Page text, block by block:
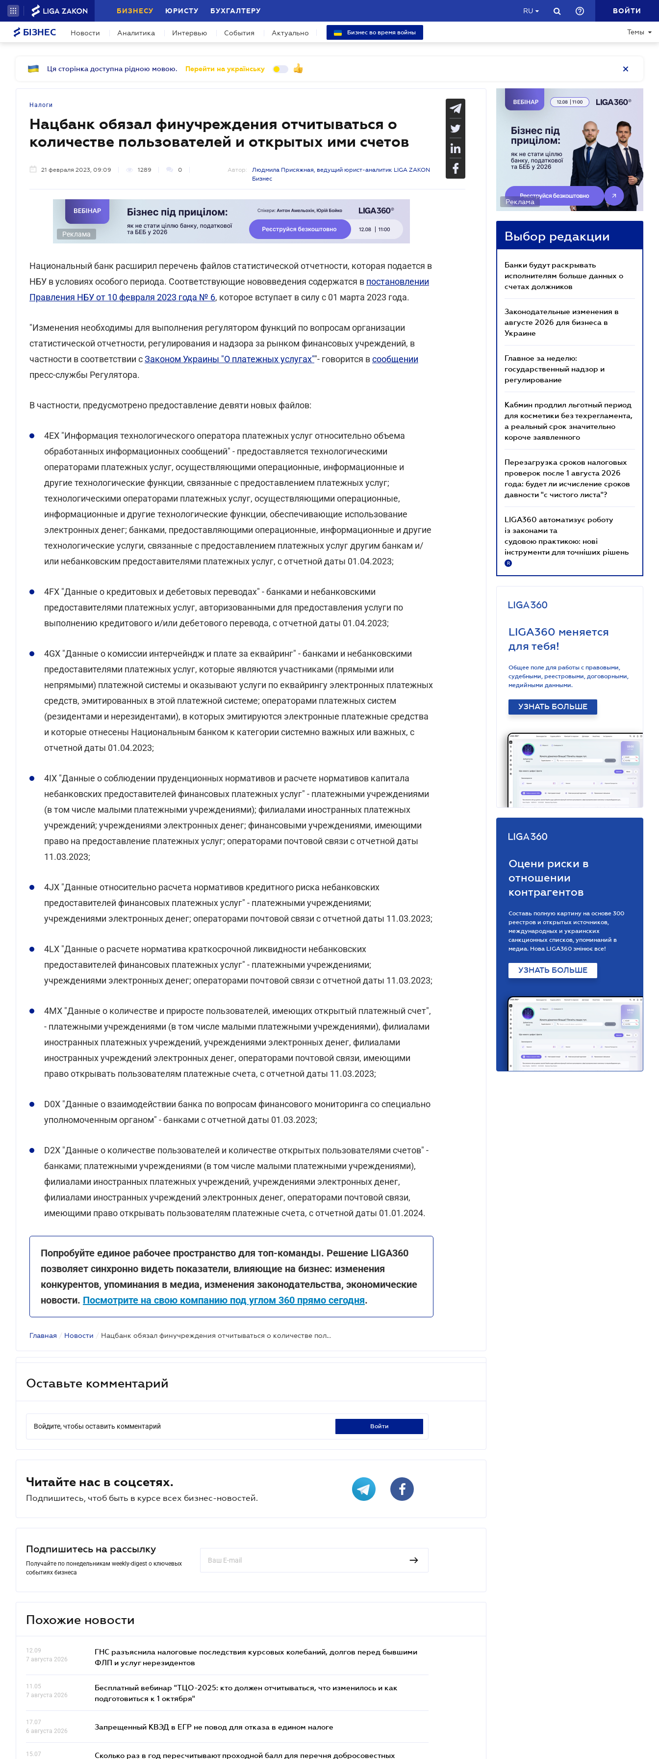
БИЗНЕСУ ЮРИСТУ БУХГАЛТЕРУ RU ВОЙТИ
БІЗНЕС Новости Аналитика Интервью События Актуально Бизнес во время войны Темы
Ця сторінка доступна рідною мовою. Перейти на українську
Налоги
Нацбанк обязал финучреждения отчитываться о
количестве пользователей и открытых ими счетов
21 февраля 2023, 09:09 1289 0 Автор:
Людмила Присяжная, ведущий юрист-аналитик LIGA ZAKON
Бизнес
Реклама
Национальный банк расширил перечень файлов статистической отчетности, которая подается в
НБУ в условиях особого периода. Соответствующие нововведения содержатся в постановлении
Правления НБУ от 10 февраля 2023 года № 6, которое вступает в силу с 01 марта 2023 года.
"Изменения необходимы для выполнения регулятором функций по вопросам организации
статистической отчетности, регулирования и надзора за рынком финансовых учреждений, в
частности в соответствии сЗаконом Украины "О платежных услугах""- говорится всообщении
пресс-службы Регулятора.
В частности, предусмотрено предоставление девяти новых файлов:
4EX "Информация технологического оператора платежных услуг относительно объема
обработанных информационных сообщений" - предоставляется технологическими
операторами платежных услуг, осуществляющими операционные, информационные и
другие технологические функции, связанные с предоставлением платежных услуг;
технологическими операторами платежных услуг, осуществляющими операционные,
информационные и другие технологические функции, обеспечивающие использование
электронных денег; банками, предоставляющими операционные, информационные и другие
технологические услуги, связанные с предоставлением платежных услуг другим банкам и/
или небанковским предоставителями платежных услуг, с отчетной даты 01.04.2023;
4FX "Данные о кредитовых и дебетовых переводах" - банками и небанковскими
предоставителями платежных услуг, авторизованными для предоставления услуги по
выполнению кредитового и/или дебетового перевода, с отчетной даты 01.04.2023;
4GX "Данные о комиссии интерчейндж и плате за еквайринг" - банками и небанковскими
предоставителями платежных услуг, которые являются участниками (прямыми или
непрямыми) платежной системы и оказывают услуги по еквайрингу электронных платежных
средств, эмитированных в этой платежной системе; операторами платежных систем
(резидентами и нерезидентами), в которых эмитируются электронные платежные средства
и которые отнесены Национальным банком к категории системно важных или важных, с
отчетной даты 01.04.2023;
4IX "Данные о соблюдении пруденционных нормативов и расчете нормативов капитала
небанковских предоставителей финансовых платежных услуг" - платежными учреждениями
(в том числе малыми платежными учреждениями); филиалами иностранных платежных
учреждений; учреждениями электронных денег; финансовыми учреждениями, имеющими
право на предоставление платежных услуг; операторами почтовой связи с отчетной даты
11.03.2023;
4JX "Данные относительно расчета нормативов кредитного риска небанковских
предоставителей финансовых платежных услуг" - платежными учреждениями;
учреждениями электронных денег; операторами почтовой связи с отчетной даты 11.03.2023;
4LX "Данные о расчете норматива краткосрочной ликвидности небанковских
предоставителей финансовых платежных услуг" - платежными учреждениями;
учреждениями электронных денег; операторами почтовой связи с отчетной даты 11.03.2023;
4MX "Данные о количестве и приросте пользователей, имеющих открытый платежный счет",
- платежными учреждениями (в том числе малыми платежными учреждениями), филиалами
иностранных платежных учреждений, учреждениями электронных денег, филиалами
иностранных учреждений электронных денег, операторами почтовой связи, имеющими
право открывать пользователям платежные счета, с отчетной даты 11.03.2023;
D0X "Данные о взаимодействии банка по вопросам финансового мониторинга со специально
уполномоченным органом" - банками с отчетной даты 01.03.2023;
D2X "Данные о количестве пользователей и количестве открытых пользователями счетов" -
банками; платежными учреждениями (в том числе малыми платежными учреждениями),
филиалами иностранных платежных учреждений, учреждениями электронных денег,
филиалами иностранных учреждений электронных денег, операторами почтовой связи,
имеющими право открывать пользователям платежные счета, с отчетной даты 01.01.2024.
Попробуйте единое рабочее пространство для топ-команды. Решение LIGA360
позволяет синхронно видеть показатели, влияющие на бизнес: изменения
конкурентов, упоминания в медиа, изменения законодательства, экономические
новости. Посмотрите на свою компанию под углом 360 прямо сегодня.
Главная / Новости / Нацбанк обязал финучреждения отчитываться о количестве пользователей и открытых ими счетов
Оставьте комментарий
Войдите, чтобы оставить комментарий войти
Читайте нас в соцсетях.
Подпишитесь, чтоб быть в курсе всех бизнес-новостей.
Подпишитесь на рассылку
Получайте по понедельникам weekly-digest о ключевых
событиях бизнеса
Похожие новости
12.09
7 августа 2026
ГНС разъяснила налоговые последствия курсовых колебаний, долгов перед бывшими
ФЛП и услуг нерезидентов
11.05
7 августа 2026
Бесплатный вебинар "ТЦО-2025: кто должен отчитываться, что изменилось и как
подготовиться к 1 октября"
17.07
6 августа 2026
Запрещенный КВЭД в ЕГР не повод для отказа в едином налоге
15.07 Сколько раз в год пересчитывают проходной балл для перечня добросовестных
Реклама
Выбор редакции
Банки будут раскрывать
исполнителям больше данных о
счетах должников
Законодательные изменения в
августе 2026 для бизнеса в
Украине
Главное за неделю:
государственный надзор и
регулирование
Кабмин продлил льготный период
для косметики без техрегламента,
а реальный срок значительно
короче заявленного
Перезагрузка сроков налоговых
проверок после 1 августа 2026
года: будет ли исчисление сроков
давности "с чистого листа"?
LIGA360 автоматизує роботу
із законами та
судовою практикою: нові
інструменти для точніших рішень
R
LIGA360 меняется
для тебя!
Общее поле для работы с правовыми,
судебными, реестровыми, договорными,
медийными данными.
УЗНАТЬ БОЛЬШЕ
Оцени риски в
отношении
контрагентов
Составь полную картину на основе 300
реестров и открытых источников,
международных и украинских
санкционных списков, упоминаний в
медиа. Нова LIGA360 змінює все!
УЗНАТЬ БОЛЬШЕ